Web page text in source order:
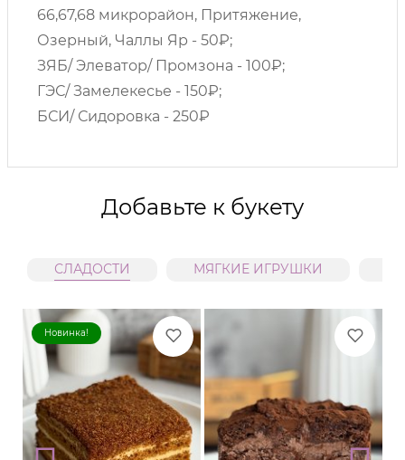
66,67,68 микрорайон, Притяжение,
Озерный, Чаллы Яр - 50₽;
ЗЯБ/ Элеватор/ Промзона - 100₽;
ГЭС/ Замелекесье - 150₽;
БСИ/ Сидоровка - 250₽
Добавьте к букету
СЛАДОСТИ МЯГКИЕ ИГРУШКИ
Новинка!